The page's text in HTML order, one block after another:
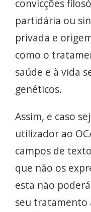
convicções
partidária ou
privada e
como o
saúde e à vida
genéticos.
Assim, e caso
utilizador ao
campos de
que não os
esta não
seu tratamento